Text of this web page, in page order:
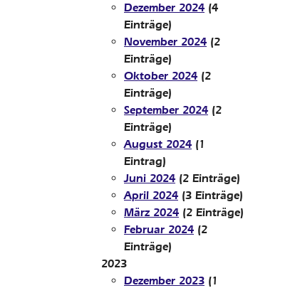
Dezember 2024 (4
Einträge)
November 2024 (2
Einträge)
Oktober 2024 (2
Einträge)
September 2024 (2
Einträge)
August 2024 (1
Eintrag)
Juni 2024 (2 Einträge)
April 2024 (3 Einträge)
März 2024 (2 Einträge)
Februar 2024 (2
Einträge)
2023
Dezember 2023 (1